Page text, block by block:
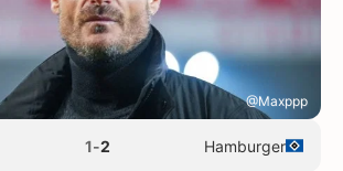
@Maxppp
1-2 Hamburger